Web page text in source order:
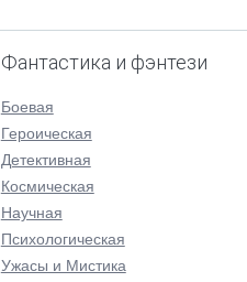
Фантастика и фэнтези
Боевая
Героическая
Детективная
Космическая
Научная
Психологическая
Ужасы и Мистика